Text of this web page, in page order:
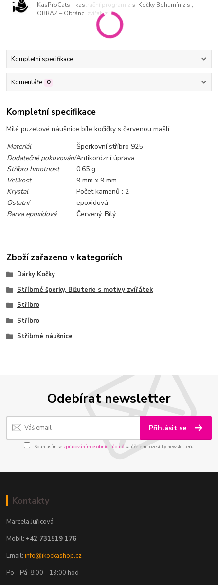
KasProCats - kastrační program z.s, Kočky Bohumín z.s.,
OBRAZ – Obránci zvířat, z. s
Kompletní specifikace
Komentáře 0
Kompletní specifikace
Milé puzetové náušnice bílé kočičky s červenou mašlí.
Materiál
Šperkovní stříbro 925
Dodatečné pokovováníAntikorózní úprava
Stříbro hmotnost
0.65 g
Velikost
9 mm x 9 mm
Krystal
Počet kamenů : 2
Ostatní
epoxidová
Barva epoxidová
Červený, Bílý
Zboží zařazeno v kategoriích
Dárky Kočky
Stříbrné šperky, Bižuterie s motivy zvířátek
Stříbro
Stříbro
Stříbrné náušnice
Odebírat newsletter
Přihlásit se
Souhlasím se zpracováním osobních údajůza účelem rozesílky newsletteru.
Kontakty
Marcela Juřicová
Mobil: +42 731519 176
Email:info@ikockashop.cz
Po - Pá 8:00 - 19:00 hod